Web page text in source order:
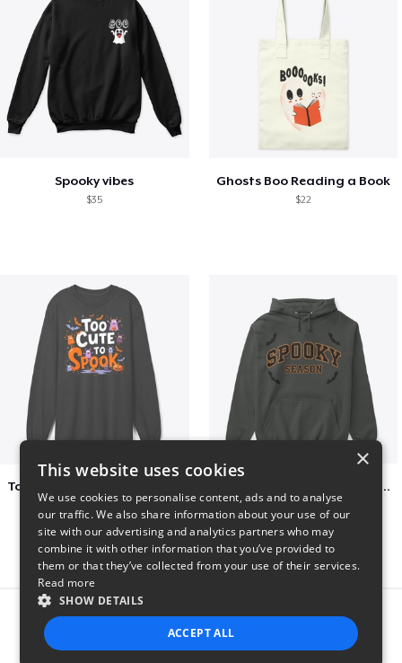
Spooky vibes
$35
Ghosts Boo Reading a Book
$22
$37
Varsity Halloween Spooky Season Letter
$29
Report this product
×
This website uses cookies
We use cookies to personalise content, ads and to analyse
our traffic. We also share information about your use of our
site with our advertising and analytics partners who may
combine it with other information that you’ve provided to
them or that they’ve collected from your use of their services.
Read more
SHOW DETAILS
ACCEPT ALL